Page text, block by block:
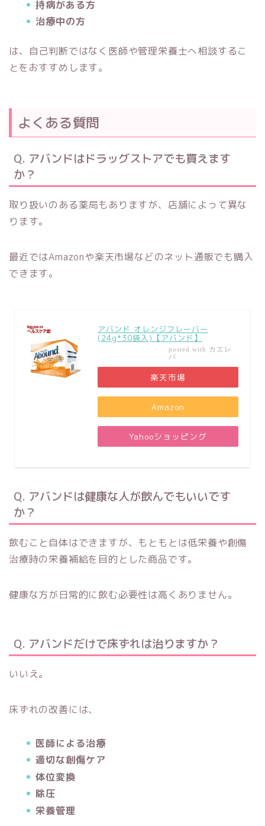
持病がある方
治療中の方
は、自己判断ではなく医師や管理栄養士へ相談するこ
とをおすすめします。
よくある質問
Q. アバンドはドラッグストアでも買えます
か？
取り扱いのある薬局もありますが、店舗によって異な
ります。
最近ではAmazonや楽天市場などのネット通販でも購入
できます。
アバンド オレンジフレーバー
(24g*30袋入)【アバンド】
posted with カエレ
バ
楽天市場
Amazon
Yahooショッピング
Q. アバンドは健康な人が飲んでもいいです
か？
飲むこと自体はできますが、もともとは低栄養や創傷
治療時の栄養補給を目的とした商品です。
健康な方が日常的に飲む必要性は高くありません。
Q. アバンドだけで床ずれは治りますか？
いいえ。
床ずれの改善には、
医師による治療
適切な創傷ケア
体位変換
除圧
栄養管理